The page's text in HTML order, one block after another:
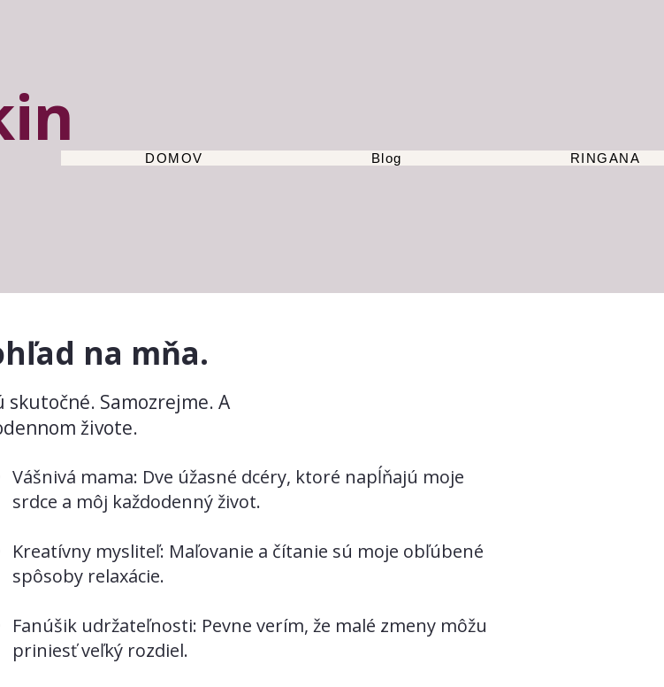
DOMOV Blog RINGANA
na mňa.
skutočné. Samozrejme. A
živote.
Vášnivá mama: Dve úžasné dcéry, ktoré napĺňajú moje
srdce a môj každodenný život.
Kreatívny mysliteľ: Maľovanie a čítanie sú moje obľúbené
spôsoby relaxácie.
Fanúšik udržateľnosti: Pevne verím, že malé zmeny môžu
priniesť veľký rozdiel.